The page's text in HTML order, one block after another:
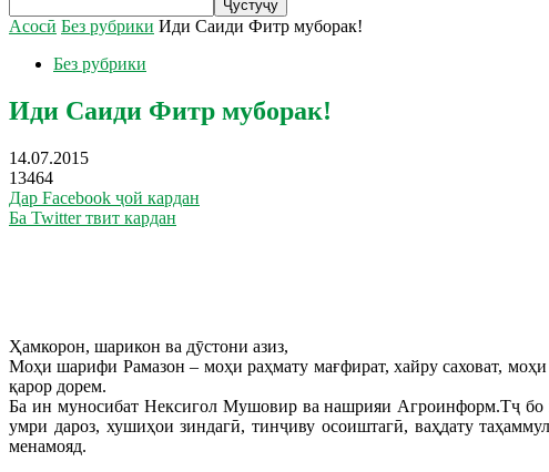
Асосӣ Без рубрики Иди Саиди Фитр муборак!
Без рубрики
Иди Саиди Фитр муборак!
14.07.2015
13464
Дар Facebook ҷой кардан
Ба Twitter твит кардан
Ҳамкорон, шарикон ва дӯстони азиз,
Моҳи шарифи Рамазон – моҳи раҳмату мағфират, хайру саховат,
қарор дорем.
Ба ин муносибат Нексигол Мушовир ва нашрияи Агроинформ.Тҷ бо
умри дароз, хушиҳои зиндагӣ, тинҷиву осоиштагӣ, ваҳдату
менамояд.